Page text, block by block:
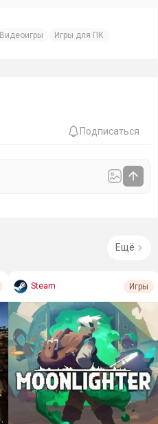
Видеоигры Игры для ПК
Подписаться
Ещё
Steam Игры